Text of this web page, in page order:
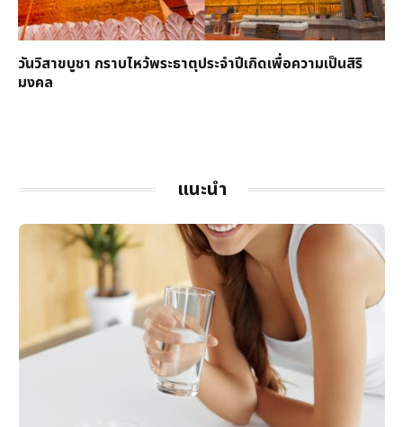
วันวิสาขบูชา กราบไหว้พระธาตุประจำปีเกิดเพื่อความเป็นสิริ
มงคล
แนะนำ